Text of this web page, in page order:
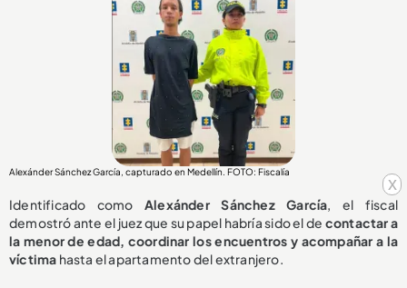
x
Alexánder Sánchez García, capturado en Medellín. FOTO: Fiscalía
Identificado como Alexánder Sánchez García, el fiscal
demostró ante el juez que su papel habría sido el de contactar a
la menor de edad, coordinar los encuentros y acompañar a la
víctima hasta el apartamento del extranjero.